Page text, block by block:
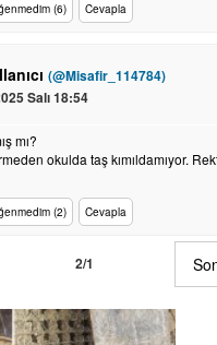
(6) Cevapla
(@Misafir_114784)
Salı 18:54
mı?
okulda taş kımıldamıyor.
(2) Cevapla
2/1